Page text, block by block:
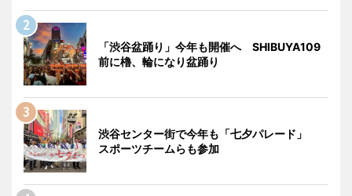
「渋谷盆踊り」今年も開催へ SHIBUYA109
前に櫓、輪になり盆踊り
渋谷センター街で今年も「七夕パレード」
スポーツチームらも参加